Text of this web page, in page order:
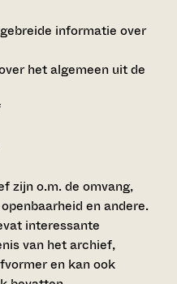
informatie over
het algemeen uit de
zijn o.m. de omvang,
en andere.
interessante
van het archief,
en kan ook